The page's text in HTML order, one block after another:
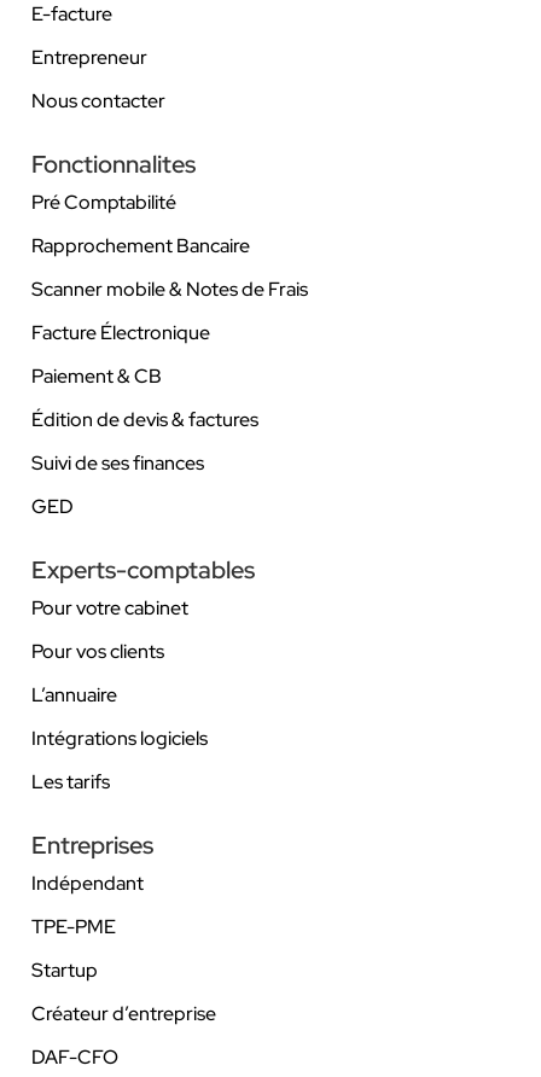
E-facture
Entrepreneur
Nous contacter
Fonctionnalites
Pré Comptabilité
Rapprochement Bancaire
Scanner mobile & Notes de Frais
Facture Électronique
Paiement & CB
Édition de devis & factures
Suivi de ses finances
GED
Experts-comptables
Pour votre cabinet
Pour vos clients
L’annuaire
Intégrations logiciels
Les tarifs
Entreprises
Indépendant
TPE-PME
Startup
Créateur d’entreprise
DAF-CFO